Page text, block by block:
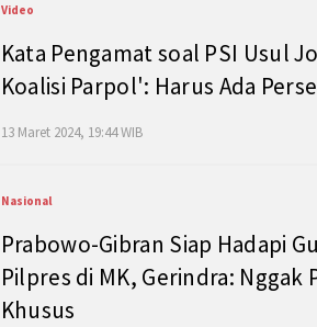
Video
Kata Pengamat soal PSI Usul
Koalisi Parpol': Harus Ada
13 Maret 2024, 19:44 WIB
Nasional
Prabowo-Gibran Siap Hadapi
Pilpres di MK, Gerindra: Nggak
Khusus